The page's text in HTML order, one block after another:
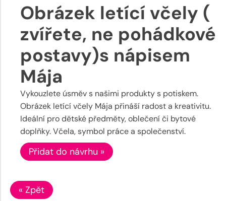
Obrázek letící včely (
zvířete, ne pohádkové
postavy)s nápisem
Mája
Vykouzlete úsměv s našimi produkty s potiskem.
Obrázek letící včely Mája přináší radost a kreativitu.
Ideální pro dětské předměty, oblečení či bytové
doplňky. Včela, symbol práce a společenství.
Přidat do návrhu »
« Zpět